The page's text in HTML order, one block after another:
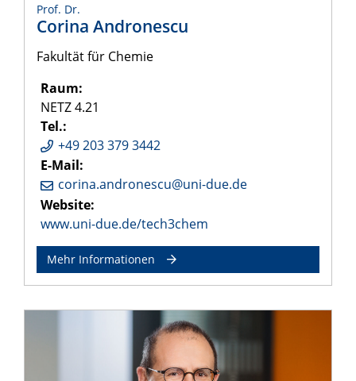
Prof. Dr.
Corina Andronescu
Fakultät für Chemie
Raum:
NETZ 4.21
Tel.:
+49 203 379 3442
E-Mail:
corina.andronescu@uni-due.de
Website:
www.uni-due.de/tech3chem
Mehr Informationen